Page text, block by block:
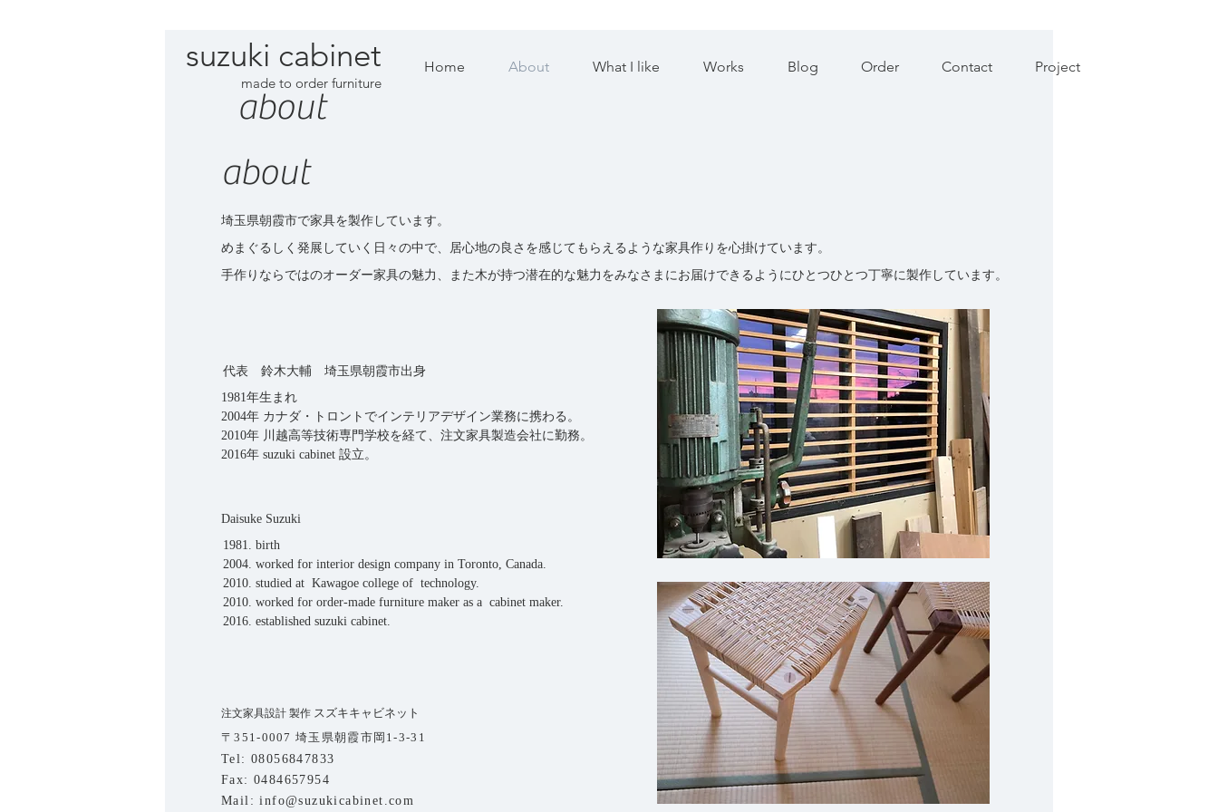
suzuki cabinet
made to order furniture
Home About What I like Works Blog Order Contact Project
​about
about
埼玉県朝霞市で家具を製作しています。
めまぐるしく発展していく日々の中で、居心地の良さを感じてもらえるような家具作りを心掛けています。
手作りならではのオーダー家具の魅力、また木が持つ潜在的な魅力をみなさまにお届けできるようにひとつひとつ丁寧に製作しています。
代表 鈴木大輔 ​ 埼玉県朝霞市出身
1981年生まれ
​2004年 カナダ・トロントでインテリアデザイン業務に携わる。
2010年 川越高等技術専門学校を経て、注文家具製造会社に勤務。
​2016年 suzuki cabinet 設立。
Daisuke Suzuki
1981. birth
2004. worked for interior design company in Toronto, Canada.
2010. studied at Kawagoe college of technology.
2010. worked for order-made furniture maker as a cabinet maker.
2016. established suzuki cabinet.
​注文家具設計 製作 スズキキャビネット
〒351-0007 埼玉県朝霞市岡1-3-31
Tel: 08056847833
Fax: 0484657954​
Mail:info@suzukicabinet.com